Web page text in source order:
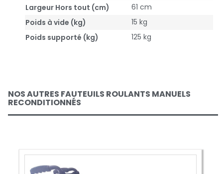
Largeur Hors tout (cm)
61 cm
Poids à vide (kg)
15 kg
Poids supporté (kg)
125 kg
NOS AUTRES FAUTEUILS ROULANTS MANUELS
RECONDITIONNÉS